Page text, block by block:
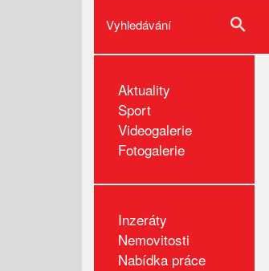
Aktuality
Sport
Videogalerie
Fotogalerie
Inzeráty
Nemovitosti
Nabídka práce